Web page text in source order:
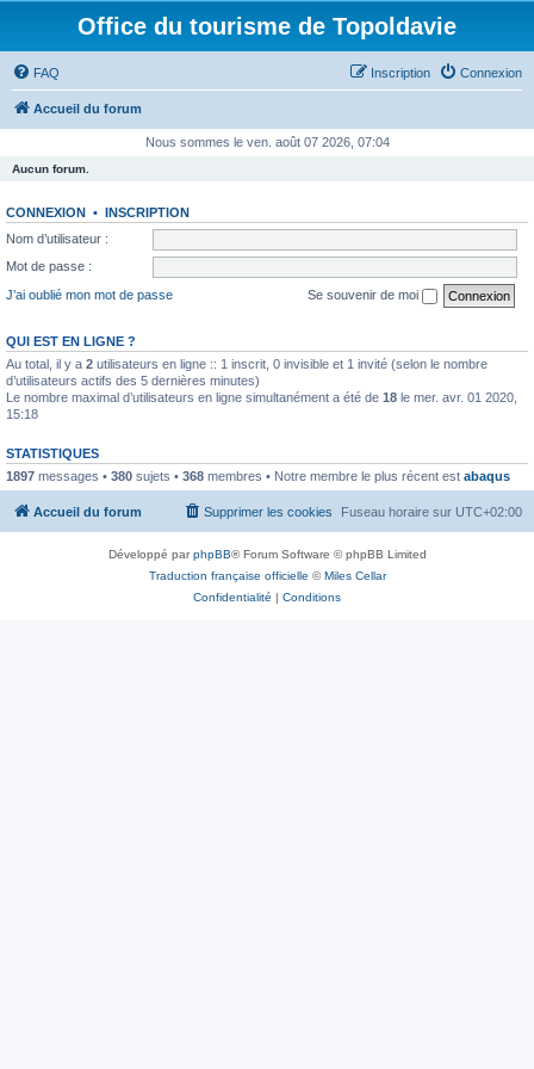
Office du tourisme de Topoldavie
FAQ Connexion
Inscription
Accueil du forum
Nous sommes le ven. août 07 2026, 07:04
Aucun forum.
CONNEXION • INSCRIPTION
Nom d’utilisateur :
Mot de passe :
J’ai oublié mon mot de passe
Se souvenir de moi
QUI EST EN LIGNE ?
Au total, il y a 2 utilisateurs en ligne :: 1 inscrit, 0 invisible et 1 invité (selon le nombre
d’utilisateurs actifs des 5 dernières minutes)
Le nombre maximal d’utilisateurs en ligne simultanément a été de 18 le mer. avr. 01 2020,
15:18
STATISTIQUES
1897 messages • 380 sujets • 368 membres • Notre membre le plus récent est abaqus
Accueil du forum Fuseau horaire sur UTC+02:00
Supprimer les cookies
Développé parphpBB® Forum Software © phpBB Limited
Traduction française officielle ©Miles Cellar
Confidentialité | Conditions